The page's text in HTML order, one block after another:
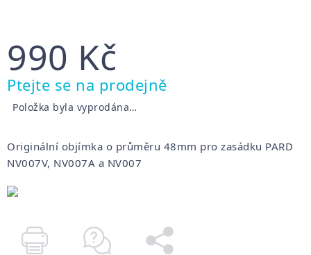
990 Kč
Měrná
cena:
Ptejte se na prodejně
Položka byla vyprodána…
Originální objímka o průměru 48mm pro zasádku PARD
NV007V, NV007A a NV007